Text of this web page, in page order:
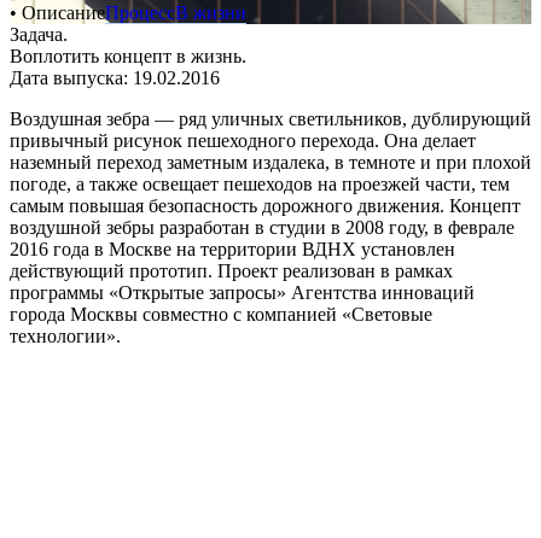
• ОписаниеПроцессВ жизни
Задача.
Воплотить концепт в жизнь.
Дата выпуска: 19.02.2016
Воздушная зебра — ряд уличных светильников, дублирующий
привычный рисунок пешеходного перехода. Она делает
наземный переход заметным издалека, в темноте и при плохой
погоде, а также освещает пешеходов на проезжей части, тем
самым повышая безопасность дорожного движения. Концепт
воздушной зебры разработан в студии в 2008 году, в феврале
2016 года в Москве на территории ВДНХ установлен
действующий прототип. Проект реализован в рамках
программы «Открытые запросы» Агентства инноваций
города Москвы совместно с компанией «Световые
технологии».